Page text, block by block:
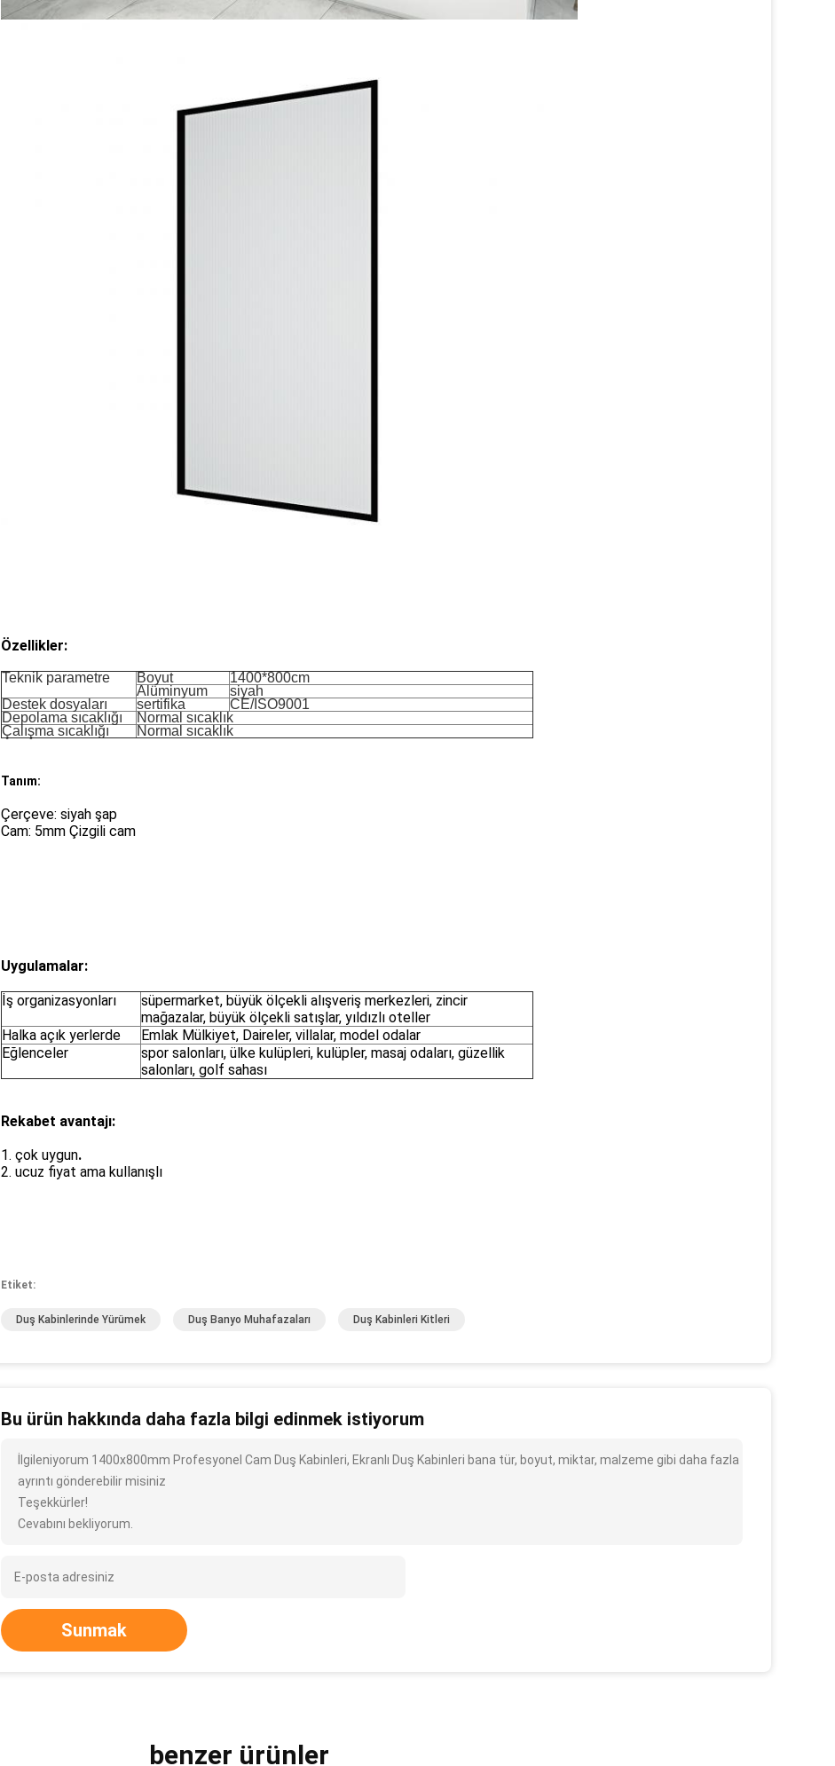
Özellikler:
Teknik parametre Boyut
1400*800cm
Alüminyum
siyah
Destek dosyaları
sertifika
CE/ISO9001
Depolama sıcaklığı
Normal sıcaklık
Çalışma sıcaklığı
Normal sıcaklık
Tanım:
Çerçeve: siyah şap
Cam: 5mm Çizgili cam
Uygulamalar:
İş organizasyonları
süpermarket, büyük ölçekli alışveriş merkezleri, zincir
mağazalar, büyük ölçekli satışlar, yıldızlı oteller
Halka açık yerlerde
Emlak Mülkiyet, Daireler, villalar, model odalar
Eğlenceler
spor salonları, ülke kulüpleri, kulüpler, masaj odaları, güzellik
salonları, golf sahası
Rekabet avantajı:
1. çok uygun.
2. ucuz fiyat ama kullanışlı
Etiket:
Duş Kabinlerinde Yürümek Duş Banyo Muhafazaları Duş Kabinleri Kitleri
Bu ürün hakkında daha fazla bilgi edinmek istiyorum
İlgileniyorum 1400x800mm Profesyonel Cam Duş Kabinleri, Ekranlı Duş Kabinleri bana tür, boyut, miktar, malzeme gibi daha fazla
ayrıntı gönderebilir misiniz
Teşekkürler!
Cevabını bekliyorum.
Sunmak
benzer ürünler